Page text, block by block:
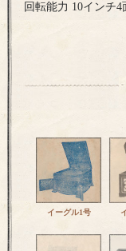
回転能力 10インチ4
イーグル1号